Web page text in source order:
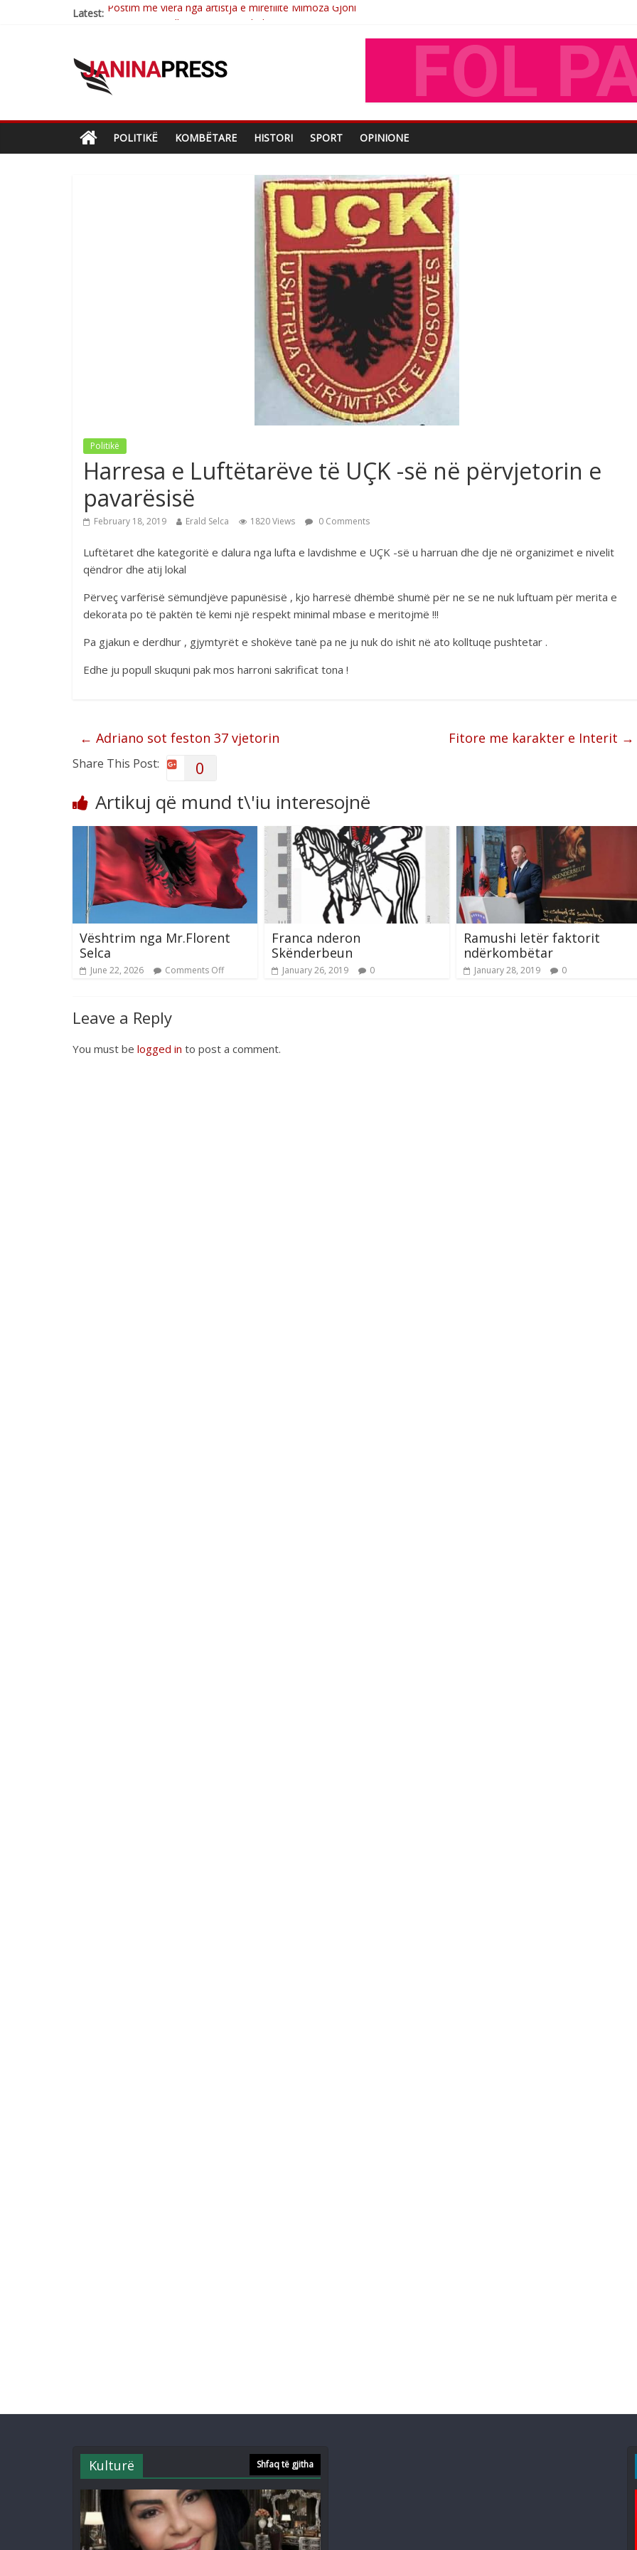
Latest: Nga poetja atdhetare Kumrie Shala -BOLL MO
Çlirimtari Mentor Mushkolaj nderohet me mirenjohje nga Xhevdet Qeriqi Dega e invalidëve në Fushë Kosovë
POLITIKË KOMBËTARE HISTORI SPORT OPINIONE
Politikë
Harresa e Luftëtarëve të UÇK -së në përvjetorin e
pavarësisë
February 18, 2019 Erald Selca 1820 Views 0 Comments
Luftëtaret dhe kategoritë e dalura nga lufta e lavdishme e UÇK -së u harruan dhe dje në organizimet e nivelit
qëndror dhe atij lokal
Përveç varfërisë sëmundjëve papunësisë , kjo harresë dhëmbë shumë për ne se ne nuk luftuam për merita e
dekorata po të paktën të kemi një respekt minimal mbase e meritojmë !!!
Pa gjakun e derdhur , gjymtyrët e shokëve tanë pa ne ju nuk do ishit në ato kolltuqe pushtetar .
Edhe ju popull skuquni pak mos harroni sakrificat tona !
← Adriano sot feston 37 vjetorin Fitore me karakter e Interit →
Share This Post: 0
Artikuj që mund t\'iu interesojnë
Vështrim nga Mr.Florent
Selca
June 22, 2026 Comments Off
Franca nderon
Skënderbeun
January 26, 2019 0
Ramushi letër faktorit
ndërkombëtar
January 28, 2019 0
Leave a Reply
You must be logged in to post a comment.
Kulturë Shfaq të gjitha